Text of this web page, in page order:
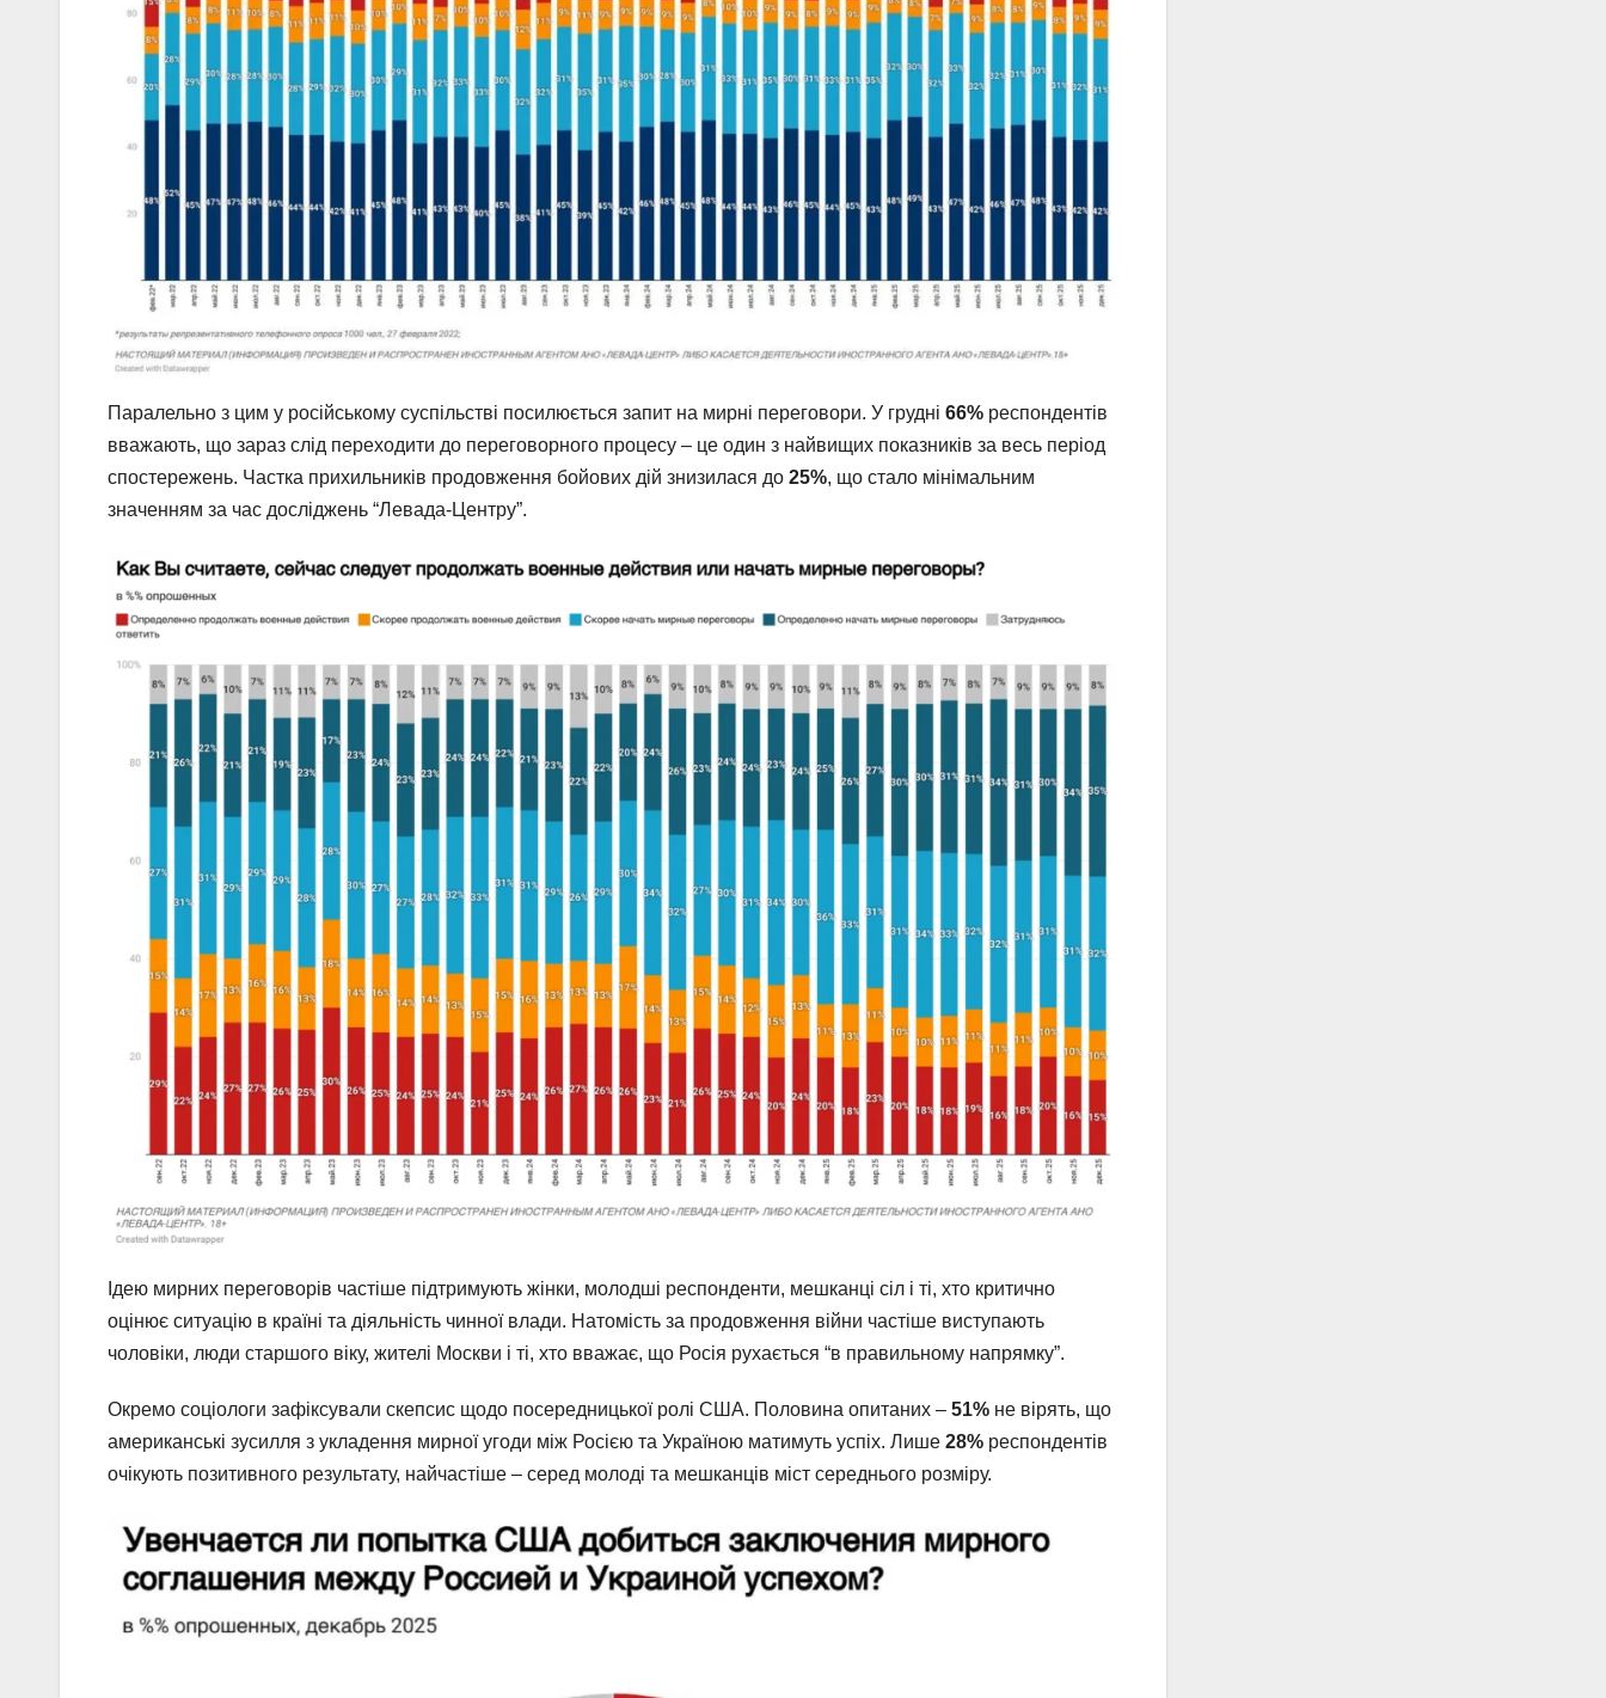
Паралельно з цим у російському суспільстві посилюється запит на мирні переговори. У грудні 66% респондентів
вважають, що зараз слід переходити до переговорного процесу – це один з найвищих показників за весь період
спостережень. Частка прихильників продовження бойових дій знизилася до 25%, що стало мінімальним
значенням за час досліджень “Левада-Центру”.
Ідею мирних переговорів частіше підтримують жінки, молодші респонденти, мешканці сіл і ті, хто критично
оцінює ситуацію в країні та діяльність чинної влади. Натомість за продовження війни частіше виступають
чоловіки, люди старшого віку, жителі Москви і ті, хто вважає, що Росія рухається “в правильному напрямку”.
Окремо соціологи зафіксували скепсис щодо посередницької ролі США. Половина опитаних – 51% не вірять, що
американські зусилля з укладення мирної угоди між Росією та Україною матимуть успіх. Лише 28% респондентів
очікують позитивного результату, найчастіше – серед молоді та мешканців міст середнього розміру.